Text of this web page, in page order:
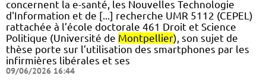
concernent la e-santé, les Nouvelles Technologie
d'Information et de [...] recherche UMR 5112 (CEPEL)
rattachée à l’école doctorale 461 Droit et Science
Politique (Université de Montpellier), son sujet de
thèse porte sur l’utilisation des smartphones par les
infirmières libérales et ses
09/06/2026 16:44